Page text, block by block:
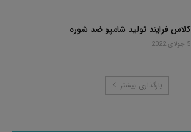
کلاس فرایند تولید شامپو ضد شوره
5 جولای 2022
بارگذاری بیشتر